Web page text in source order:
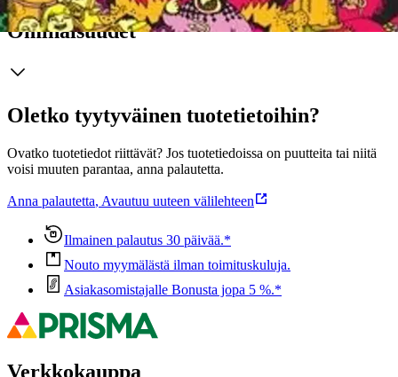
Ominaisuudet
Oletko tyytyväinen tuotetietoihin?
Ovatko tuotetiedot riittävät? Jos tuotetiedoissa on puutteita tai niitä
voisi muuten parantaa, anna palautetta.
Anna palautetta, Avautuu uuteen välilehteen
Ilmainen palautus 30 päivää.*
Nouto myymälästä ilman toimituskuluja.
Asiakasomistajalle Bonusta jopa 5 %.*
Verkkokauppa